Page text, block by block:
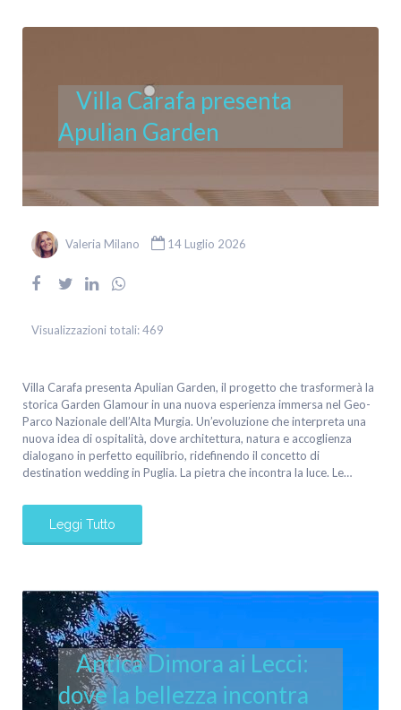
Villa Carafa presenta
Apulian Garden
Valeria Milano 14 Luglio 2026
Visualizzazioni totali:469
Villa Carafa presenta Apulian Garden, il progetto che trasformerà la
storica Garden Glamour in una nuova esperienza immersa nel Geo-
Parco Nazionale dell’Alta Murgia. Un’evoluzione che interpreta una
nuova idea di ospitalità, dove architettura, natura e accoglienza
dialogano in perfetto equilibrio, ridefinendo il concetto di
destination wedding in Puglia. La pietra che incontra la luce. Le…
Leggi Tutto
Antica Dimora ai Lecci:
dove la bellezza incontra